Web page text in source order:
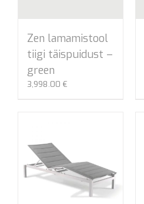
Zen lamamistool
tiigi täispuidust –
green
3,998.00 €